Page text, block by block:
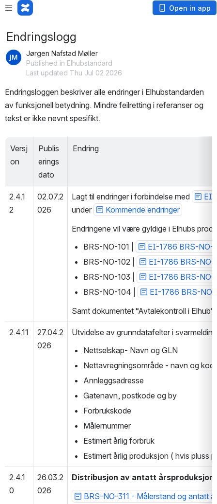
Open in app
Endringslogg
Jørgen Nafstad Møller
Published in Elhubstandard
Last updated Thu Jul 02 2026
Endringsloggen beskriver alle endringer i Elhubstandarden
av funksjonell betydning. Mindre feilretting i referanser og
tekst er ikke nevnt spesifikt.
Versj
on
Publis
erings
dato
Endring
2.4.1
2
02.07.2
026
Lagt til endringer i forbindelse med
EI-
under
Kommende endringer
Endringene vil være gyldige i Elhubs
BRS-NO-101 |
EI-1786 BRS-NO-
BRS-NO-102 |
EI-1786 BRS-NO-
BRS-NO-103 |
EI-1786 BRS-NO-
BRS-NO-104 |
EI-1786 BRS-NO-
Samt dokumentet “Avtalekontroll i
2.4.11
27.04.2
026
Utvidelse av grunndatafelter i
Nettselskap- Navn og GLN
Nettavregningsområde - navn og
Annleggsadresse
Gatenavn, postkode og by
Forbrukskode
Målernummer
Estimert årlig forbruk
Estimert årlig produksjon ( hvis pluss
2.4.1
0
26.03.2
026
Distribusjon av antatt årsproduksjon
BRS-NO-311 - Målerstand og antatt